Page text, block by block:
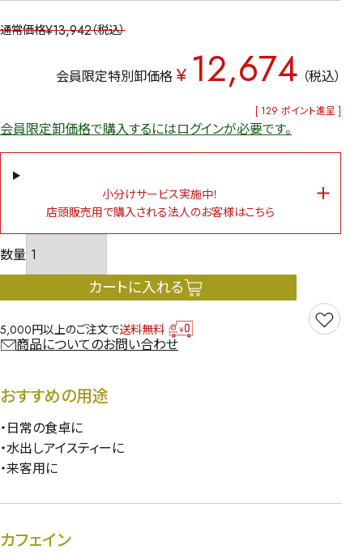
通常価格¥13,942 税込
会員限定特別卸価格 ¥ 12,674 税込
[ 129 ポイント進呈 ]
会員限定卸価格で購入するにはログインが必要です。
小分けサービス実施中！
店頭販売用で購入される法人のお客様はこちら
カートに入れる
5,000円以上のご注文で送料無料
商品についてのお問い合わせ
おすすめの用途
・日常の食卓に
・水出しアイスティーに
・来客用に
カフェイン